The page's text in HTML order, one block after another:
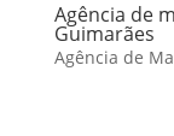
Agência de
Guimarães
Agência de